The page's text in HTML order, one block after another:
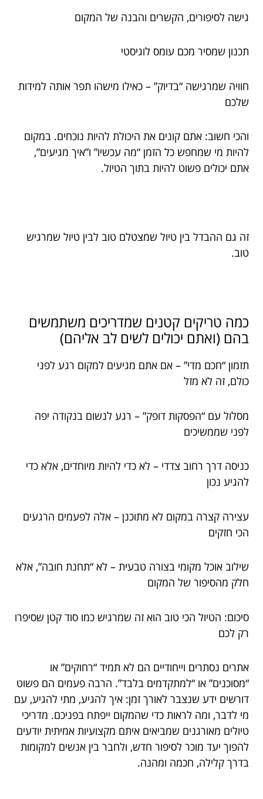
גישה לסיפורים, הקשרים והבנה של המקום
תכנון שמסיר מכם עומס לוגיסטי
חוויה שמרגישה “בדיוק” – כאילו מישהו תפר אותה למידות
שלכם
והכי חשוב: אתם קונים את היכולת להיות נוכחים. במקום
להיות מי שמחפש כל הזמן “מה עכשיו” ו”איך מגיעים”,
אתם יכולים פשוט להיות בתוך הטיול.
זה גם ההבדל בין טיול שמצטלם טוב לבין טיול שמרגיש
טוב.
כמה טריקים קטנים שמדריכים משתמשים
בהם (ואתם יכולים לשים לב אליהם)
תזמון “חכם מדי” – אם אתם מגיעים למקום רגע לפני
כולם, זה לא מזל
מסלול עם “הפסקות דופק” – רגע לנשום בנקודה יפה
לפני שממשיכים
כניסה דרך רחוב צדדי – לא כדי להיות מיוחדים, אלא כדי
להגיע נכון
עצירה קצרה במקום לא מתוכנן – אלה לפעמים הרגעים
הכי חזקים
שילוב אוכל מקומי בצורה טבעית – לא “תחנת חובה”, אלא
חלק מהסיפור של המקום
סיכום: הטיול הכי טוב הוא זה שמרגיש כמו סוד קטן שסיפרו
רק לכם
אתרים נסתרים וייחודיים הם לא תמיד “רחוקים” או
“מסוכנים” או “למתקדמים בלבד”. הרבה פעמים הם פשוט
דורשים ידע שנצבר לאורך זמן: איך להגיע, מתי להגיע, עם
מי לדבר, ומה לראות כדי שהמקום ייפתח בפניכם. מדריכי
טיולים מאורגנים שמביאים איתם מקצועיות אמיתית יודעים
להפוך יעד מוכר לסיפור חדש, ולחבר בין אנשים למקומות
בדרך קלילה, חכמה ומהנה.